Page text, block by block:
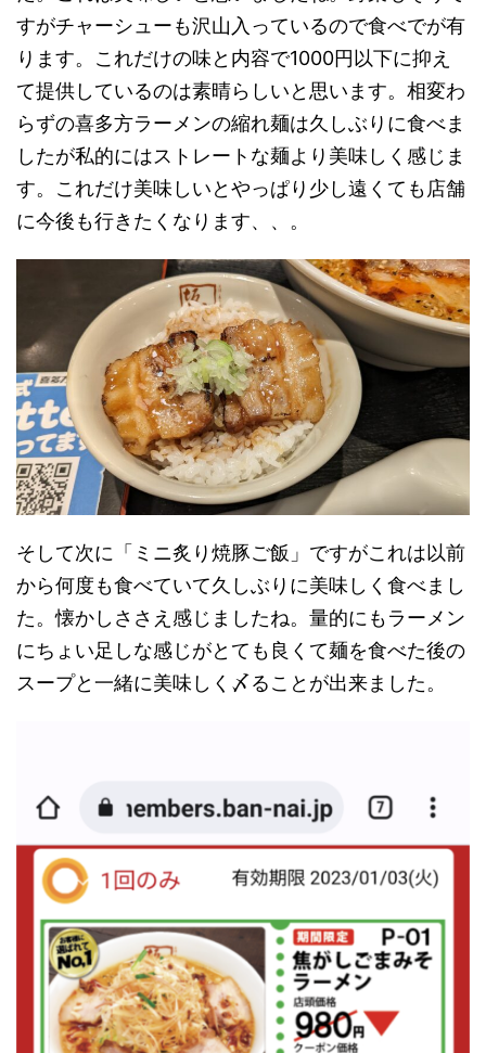
すがチャーシューも沢山入っているので食べでが有
ります。これだけの味と内容で1000円以下に抑え
て提供しているのは素晴らしいと思います。相変わ
らずの喜多方ラーメンの縮れ麺は久しぶりに食べま
したが私的にはストレートな麺より美味しく感じま
す。これだけ美味しいとやっぱり少し遠くても店舗
に今後も行きたくなります、、。
そして次に「ミニ炙り焼豚ご飯」ですがこれは以前
から何度も食べていて久しぶりに美味しく食べまし
た。懐かしささえ感じましたね。量的にもラーメン
にちょい足しな感じがとても良くて麺を食べた後の
スープと一緒に美味しく〆ることが出来ました。